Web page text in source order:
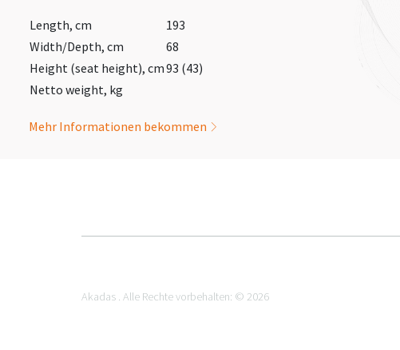
Length, cm
193
Width/Depth, cm
68
Height (seat height), cm93 (43)
Netto weight, kg
Mehr Informationen bekommen
Akadas . Alle Rechte vorbehalten: © 2026